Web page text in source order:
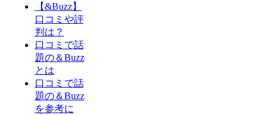
【&Buzz】
口コミや評
判は？
口コミで話
題の＆Buzz
とは
口コミで話
題の＆Buzz
を参考に